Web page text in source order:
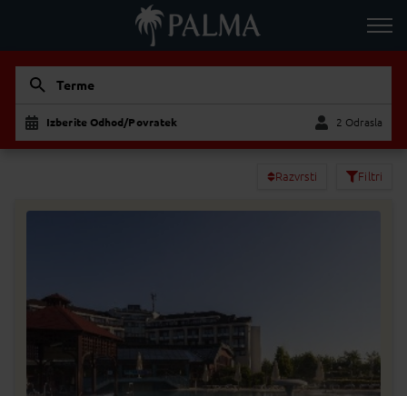
Terme
Izberite Odhod/Povratek 2 Odrasla
Razvrsti Filtri